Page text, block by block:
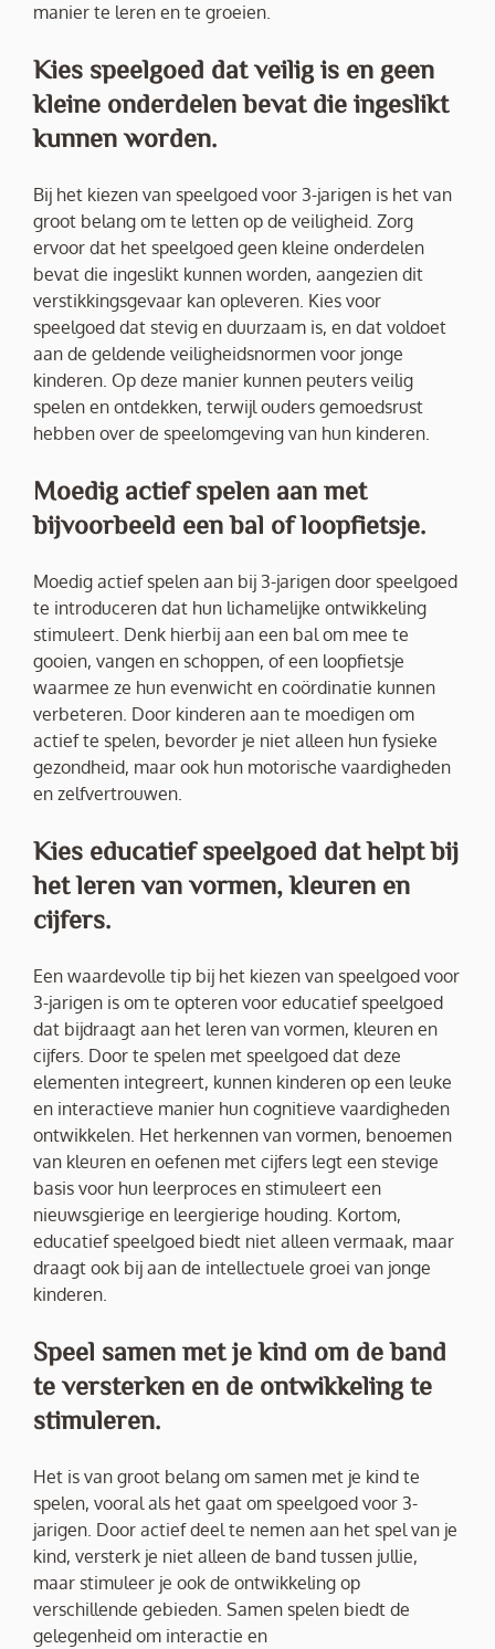
manier te leren en te groeien.
Kies speelgoed dat veilig is en geen
kleine onderdelen bevat die ingeslikt
kunnen worden.
Bij het kiezen van speelgoed voor 3-jarigen is het van
groot belang om te letten op de veiligheid. Zorg
ervoor dat het speelgoed geen kleine onderdelen
bevat die ingeslikt kunnen worden, aangezien dit
verstikkingsgevaar kan opleveren. Kies voor
speelgoed dat stevig en duurzaam is, en dat voldoet
aan de geldende veiligheidsnormen voor jonge
kinderen. Op deze manier kunnen peuters veilig
spelen en ontdekken, terwijl ouders gemoedsrust
hebben over de speelomgeving van hun kinderen.
Moedig actief spelen aan met
bijvoorbeeld een bal of loopfietsje.
Moedig actief spelen aan bij 3-jarigen door speelgoed
te introduceren dat hun lichamelijke ontwikkeling
stimuleert. Denk hierbij aan een bal om mee te
gooien, vangen en schoppen, of een loopfietsje
waarmee ze hun evenwicht en coördinatie kunnen
verbeteren. Door kinderen aan te moedigen om
actief te spelen, bevorder je niet alleen hun fysieke
gezondheid, maar ook hun motorische vaardigheden
en zelfvertrouwen.
Kies educatief speelgoed dat helpt bij
het leren van vormen, kleuren en
cijfers.
Een waardevolle tip bij het kiezen van speelgoed voor
3-jarigen is om te opteren voor educatief speelgoed
dat bijdraagt aan het leren van vormen, kleuren en
cijfers. Door te spelen met speelgoed dat deze
elementen integreert, kunnen kinderen op een leuke
en interactieve manier hun cognitieve vaardigheden
ontwikkelen. Het herkennen van vormen, benoemen
van kleuren en oefenen met cijfers legt een stevige
basis voor hun leerproces en stimuleert een
nieuwsgierige en leergierige houding. Kortom,
educatief speelgoed biedt niet alleen vermaak, maar
draagt ook bij aan de intellectuele groei van jonge
kinderen.
Speel samen met je kind om de band
te versterken en de ontwikkeling te
stimuleren.
Het is van groot belang om samen met je kind te
spelen, vooral als het gaat om speelgoed voor 3-
jarigen. Door actief deel te nemen aan het spel van je
kind, versterk je niet alleen de band tussen jullie,
maar stimuleer je ook de ontwikkeling op
verschillende gebieden. Samen spelen biedt de
gelegenheid om interactie en